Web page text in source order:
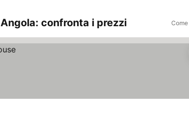
confronta i prezzi